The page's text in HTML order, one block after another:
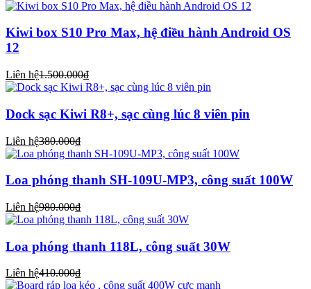
Kiwi box S10 Pro Max, hệ điều hành Android OS
12
Liên hệ1.500.000₫
Dock sạc Kiwi R8+, sạc cùng lúc 8 viên pin
Liên hệ380.000₫
Loa phóng thanh SH-109U-MP3, công suất 100W
Liên hệ980.000₫
Loa phóng thanh 118L, công suất 30W
Liên hệ410.000₫